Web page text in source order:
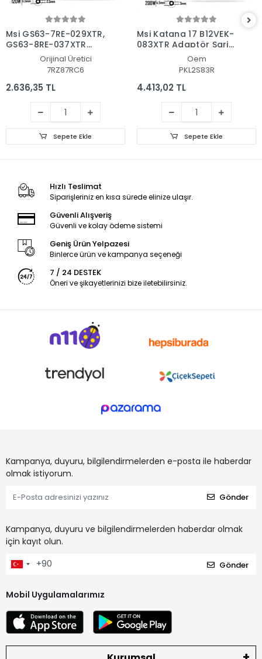
Msi GS63-7RE-029XTR,
GS63-8RE-037XTR
Adaptör Şarj Aleti-
Orijinal Üretici
7RZ87RC6
2.636,35 TL
Sepete Ekle
Msi Katana 17 B12VEK-
083XTR Adaptör Şarj
Aleti-CihazıOem
PKL2S83R
4.413,02 TL
Sepete Ekle
Hızlı Teslimat
Siparişleriniz en kısa sürede elinize ulaşır.
Güvenli Alışveriş
Güvenli ve kolay ödeme sistemi
Geniş Ürün Yelpazesi
Binlerce ürün ve kampanya seçeneği
7 / 24 DESTEK
Öneri ve şikayetlerinizi bize iletebilirsiniz.
Kampanya, duyuru, bilgilendirmelerden e-posta ile haberdar
olmak istiyorum.
Gönder
Kampanya, duyuru ve bilgilendirmelerden haberdar olmak
için kayıt olun.
Gönder
Mobil Uygulamalarımız